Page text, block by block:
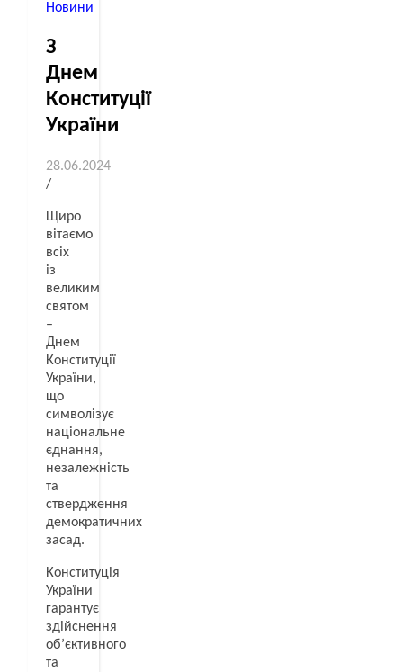
Новини
З
Днем
Конституції
України
28.06.2024
/
Щиро
вітаємо
всіх
із
великим
святом
–
Днем
Конституції
України,
що
символізує
національне
єднання,
незалежність
та
ствердження
демократичних
засад.
Конституція
України
гарантує
здійснення
об’єктивного
та